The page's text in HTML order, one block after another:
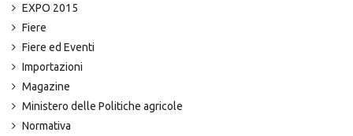
EXPO 2015
Fiere
Fiere ed Eventi
Importazioni
Magazine
Ministero delle Politiche agricole
Normativa